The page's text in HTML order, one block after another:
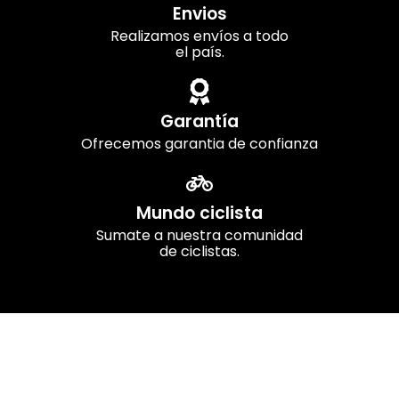
Envios
Realizamos envíos a todo
el país.
Garantía
Ofrecemos garantia de confianza
Mundo ciclista
Sumate a nuestra comunidad
de ciclistas.